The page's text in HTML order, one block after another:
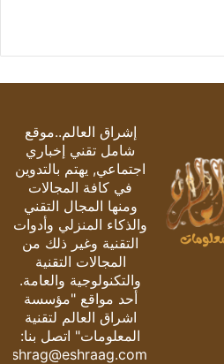
إشراق العالم..موقع
شامل تقني إخباري
اجتماعي, يهتم بالتدوين
في كافة المجالات
ومنها المجال التقني
والذكاء المنزلي وأدوات
التقنية وغير ذلك من
المجالات التقنية
والتكنولوجية والعامة.
أحد مواقع "مؤسسة
اشراق العالم لتقنية
المعلومات" اتصل بنا:
eshrag@eshraag.com